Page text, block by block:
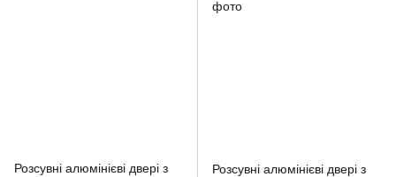
Розсувні алюмінієві двері з
Розсувні алюмінієві двері з